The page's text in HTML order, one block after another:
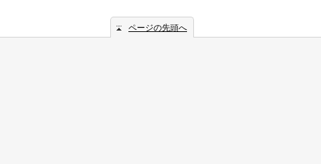
ページの先頭へ